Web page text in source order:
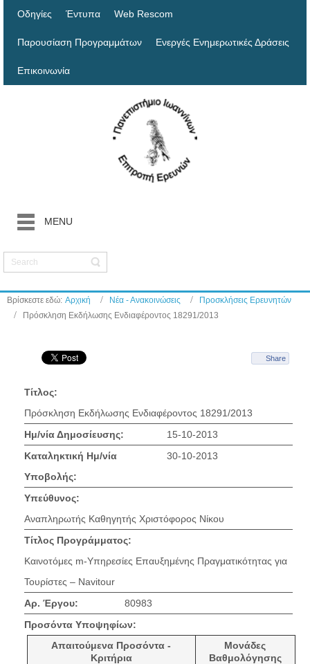
Οδηγίες Έντυπα Web Rescom
Παρουσίαση Προγραμμάτων Ενεργές Ενημερωτικές Δράσεις
Επικοινωνία
MENU
Βρίσκεστε εδώ: Αρχική Νέα - Ανακοινώσεις
Προσκλήσεις Ερευνητών
Πρόσκληση Εκδήλωσης Ενδιαφέροντος 18291/2013
Share
Τίτλος:
Πρόσκληση Εκδήλωσης Ενδιαφέροντος 18291/2013
Ημ/νία Δημοσίευσης:
15-10-2013
Καταληκτική Ημ/νία
Υποβολής:
30-10-2013
Υπεύθυνος:
Αναπληρωτής Καθηγητής Χριστόφορος Νίκου
Τίτλος Προγράμματος:
Καινοτόμες m-Υπηρεσίες Επαυξημένης Πραγματικότητας για
Τουρίστες – Navitour
Αρ. Έργου:
80983
Προσόντα Υποψηφίων:
Απαιτούμενα Προσόντα -
Κριτήρια
Μονάδες
Βαθμολόγησης